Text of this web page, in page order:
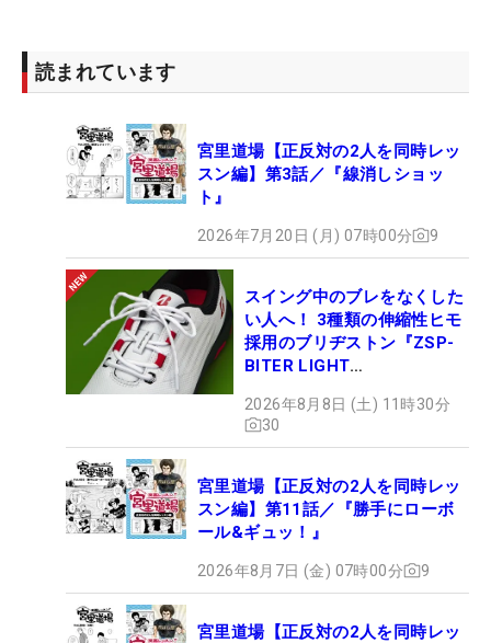
読まれています
宮里道場【正反対の2人を同時レッ
スン編】第3話／『線消しショッ
ト』
2026年7月20日 (月) 07時00分 9
スイング中のブレをなくした
い人へ！ 3種類の伸縮性ヒモ
採用のブリヂストン『ZSP-
BITER LIGHT
ュー
2026年8月8日 (土) 11時30分
30
宮里道場【正反対の2人を同時レッ
スン編】第11話／『勝手にローボ
ール&ギュッ！』
2026年8月7日 (金) 07時00分 9
宮里道場【正反対の2人を同時レッ